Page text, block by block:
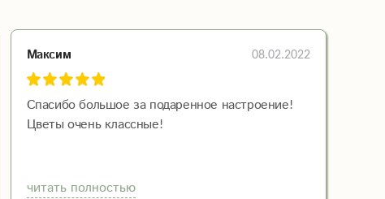
Максим 08.02.2022
Спасибо большое за подаренное настроение!
Цветы очень классные!
читать полностью